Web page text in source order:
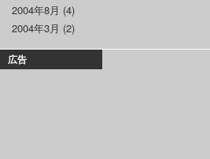
2004年8月 (4)
2004年3月 (2)
広告